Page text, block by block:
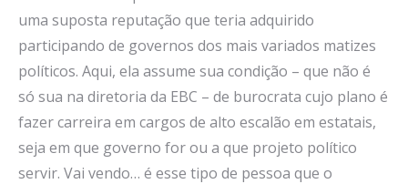
uma suposta reputação que teria adquirido
participando de governos dos mais variados matizes
políticos. Aqui, ela assume sua condição – que não é
só sua na diretoria da EBC – de burocrata cujo plano é
fazer carreira em cargos de alto escalão em estatais,
seja em que governo for ou a que projeto político
servir. Vai vendo… é esse tipo de pessoa que o